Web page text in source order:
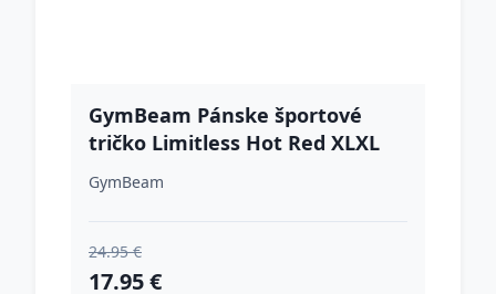
GymBeam Pánske športové
tričko Limitless Hot Red XLXL
GymBeam
24.95 €
17.95 €